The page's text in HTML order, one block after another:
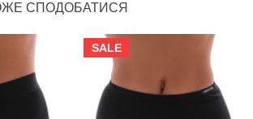
СПОДОБАТИСЯ
SALE